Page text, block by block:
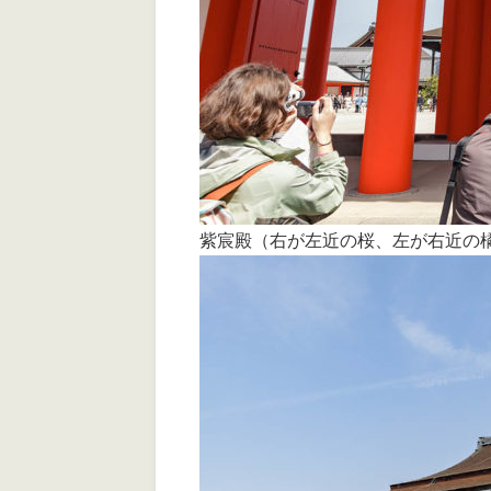
紫宸殿（右が左近の桜、左が右近の